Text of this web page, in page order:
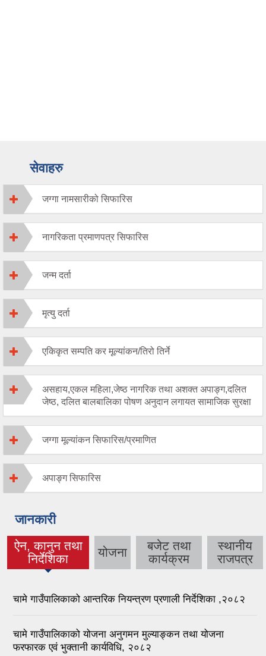
सेवाहरु
जग्गा नामसारीको सिफारिस
नागरिकता प्रमाणपत्र सिफारिस
जन्म दर्ता
मृत्यु दर्ता
एकिकृत सम्पति कर मूल्यांकन/तिरो तिर्ने
असहाय,एकल महिला,जेष्ठ नागरिक तथा अशक्त अपाङ्ग,दलित
जेष्ठ, दलित बालबालिका पोषण अनुदान लगायत सामाजिक सुरक्षा
जग्गा मूल्यांकन सिफारिस/प्रमाणित
अपाङ्ग सिफारिस
जानकारी
ऐन, कानुन तथा
निर्देशिका
योजना
बजेट तथा
कार्यक्रम
स्थानीय
राजपत्र
चामे गाउँपालिकाको आन्तरिक नियन्त्रण प्रणाली निर्देशिका ,२०८२
चामे गाउँपालिकाको योजना अनुगमन मुल्याङ्कन तथा योजना
फरफारक एवं भुक्तानी कार्यविधि, २०८२